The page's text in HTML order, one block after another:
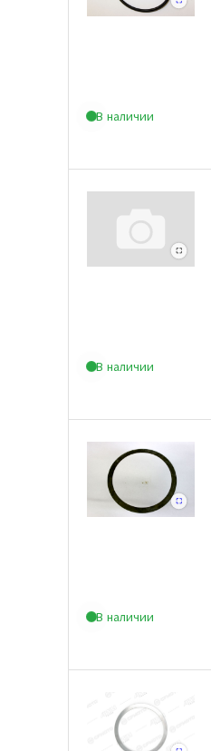
В наличии
В наличии
В наличии